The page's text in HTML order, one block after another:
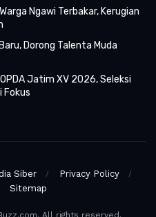
Ngawi Terbakar, Kerugian
Dorong Talenta Muda
Jatim XV 2026, Seleksi
Fokus
Siber
Privacy Policy
Sitemap
All rights reserved.